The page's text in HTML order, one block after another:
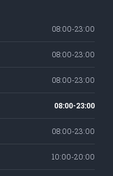
08:00-23:00
08:00-23:00
08:00-23:00
08:00-23:00
08:00-23:00
10:00-20:00